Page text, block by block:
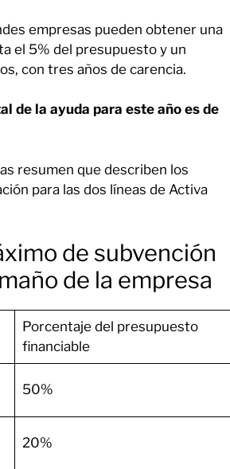
empresas pueden obtener una
el 5% del presupuesto y un
con tres años de carencia.
de la ayuda para este año es de
resumen que describen los
para las dos líneas de Activa
de subvención
de la empresa
Porcentaje del presupuesto
financiable
50%
20%